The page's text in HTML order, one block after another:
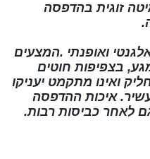
זוגית בהדפסה
ואופנתי .המצעים
בצפיפות חוטים
ואינו מתקמט יעניקו
איכות ההדפסה
לאחר כביסות רבות.